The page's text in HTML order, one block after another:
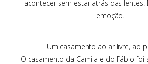
acontecer sem estar atrás das lentes.
emoção.
Um casamento ao ar livre, ao
O casamento da Camila e do Fábio foi